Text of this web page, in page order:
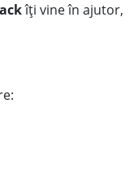
îți vine în ajutor,